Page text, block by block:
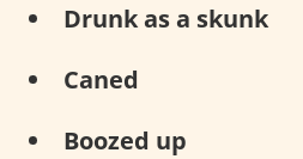
Drunk as a skunk
Caned
Boozed up